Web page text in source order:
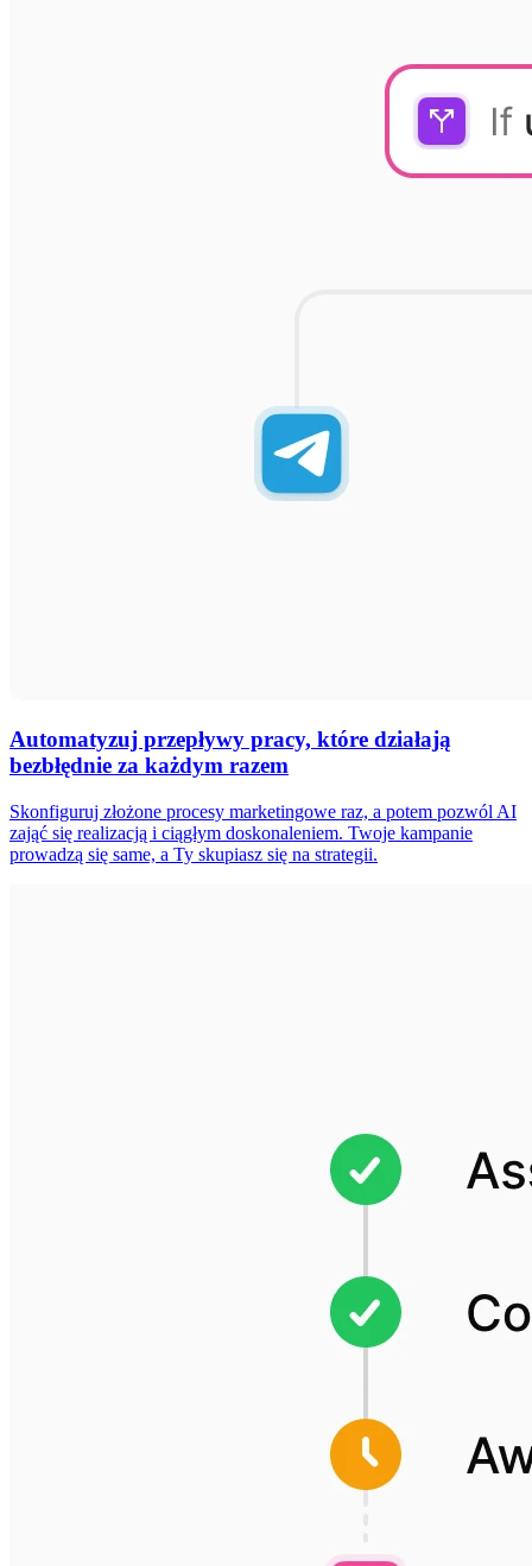
Automatyzuj przepływy pracy, które działają
bezbłędnie za każdym razem
Skonfiguruj złożone procesy marketingowe raz, a potem pozwól AI
zająć się realizacją i ciągłym doskonaleniem. Twoje kampanie
prowadzą się same, a Ty skupiasz się na strategii.